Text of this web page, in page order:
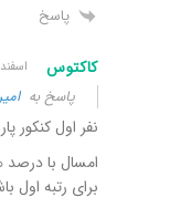
پاسخ
کاکتوس اسفند ۲۳, ۱۳۹۲
پاسخ بهامیر
نفر اول کنکور
برای رتبه اول